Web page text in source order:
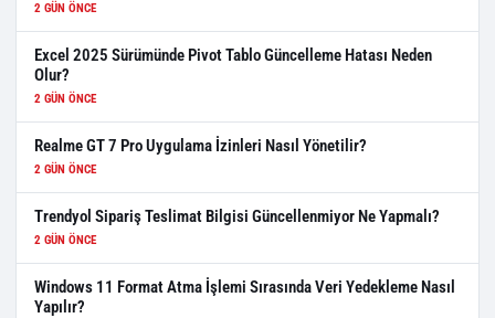
2 GÜN ÖNCE
Excel 2025 Sürümünde Pivot Tablo Güncelleme Hatası Neden
Olur?
2 GÜN ÖNCE
Realme GT 7 Pro Uygulama İzinleri Nasıl Yönetilir?
2 GÜN ÖNCE
Trendyol Sipariş Teslimat Bilgisi Güncellenmiyor Ne Yapmalı?
2 GÜN ÖNCE
Windows 11 Format Atma İşlemi Sırasında Veri Yedekleme Nasıl
Yapılır?